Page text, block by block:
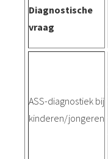
Diagnostische
vraag
ASS-diagnostiek bij
kinderen/jongeren